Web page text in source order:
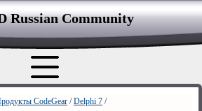
Russian Сommunity
CodeGear /Delphi 7 /